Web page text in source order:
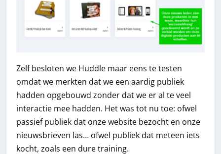
Zelf besloten we Huddle maar eens te testen
omdat we merkten dat we een aardig publiek
hadden opgebouwd zonder dat we er al te veel
interactie mee hadden. Het was tot nu toe: ofwel
passief publiek dat onze website bezocht en onze
nieuwsbrieven las… ofwel publiek dat meteen iets
kocht, zoals een dure training.